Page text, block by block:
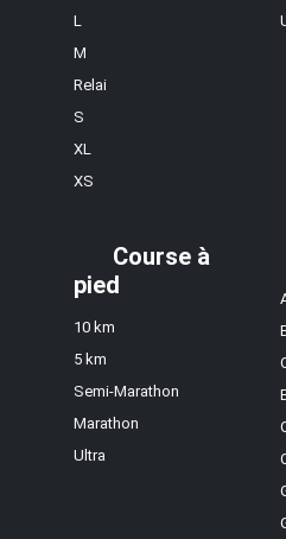
L
M
Relai
S
XL
XS
Course à
pied
10 km
5 km
Semi-Marathon
Marathon
Ultra